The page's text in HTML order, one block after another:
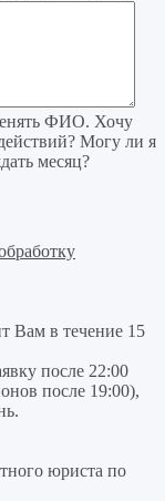
ФИО. Хочу
Могу ли я
месяц?
Вам в течение 15
после 22:00
после 19:00),
юриста по